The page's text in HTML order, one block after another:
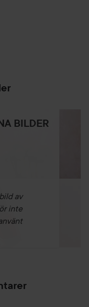
BILDER
av
inte